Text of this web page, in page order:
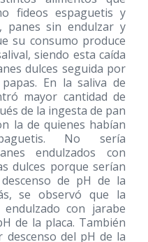
fideos espaguetis y
panes sin endulzar y
su consumo produce
siendo esta caída
dulces seguida por
En la saliva de
mayor cantidad de
de la ingesta de pan
la de quienes habían
No sería
endulzados con
dulces porque serían
de pH de la
se observó que la
con jarabe
de la placa. También
del pH de la